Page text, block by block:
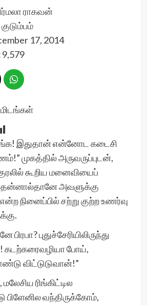
ராகவன்
குடும்பம்
17, 2014
9,579
இதுதான் என்னோட கடைசி
முகத்தில் அருவருப்புடன்,
கூறிய மனைவியைப்
தன்னால்தானே அவளுக்கு
நினைப்பில் சற்று குற்ற உணர்வு
புதுச்சேரியிலிருந்து
கடற்கரைவழியா போய்,
விட்டுடுவான்!”
ரிங்கிட்டில
பிளேனில வந்திருக்கோம்,